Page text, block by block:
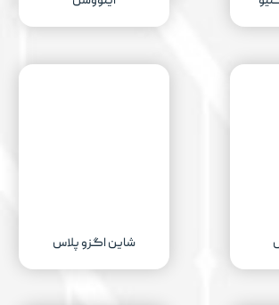
شاین اگزو پلاس